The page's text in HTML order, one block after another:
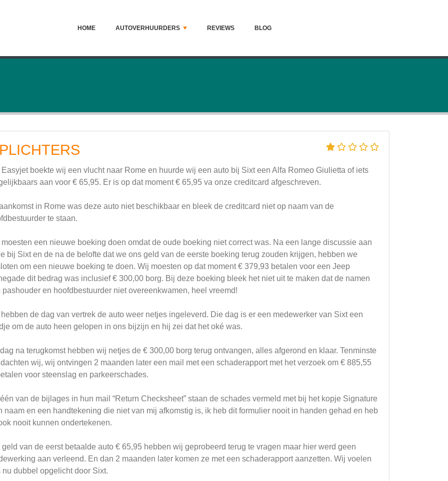
HOME AUTOVERHUURDERS REVIEWS BLOG
boekte wij een vlucht naar Rome en huurde wij een auto bij Sixt een Alfa Romeo Giulietta of iets
aan voor € 65,95. Er is op dat moment € 65,95 va onze creditcard afgeschreven.
in Rome was deze auto niet beschikbaar en bleek de creditcard niet op naam van de
te staan.
moesten een nieuwe boeking doen omdat de oude boeking niet correct was. Na een lange discussie aan
bij Sixt en de na de belofte dat we ons geld van de eerste boeking terug zouden krijgen, hebben we
om een nieuwe boeking te doen. Wij moesten op dat moment € 379,93 betalen voor een Jeep
dit bedrag was inclusief € 300,00 borg. Bij deze boeking bleek het niet uit te maken dat de namen
pashouder en hoofdbestuurder niet overeenkwamen, heel vreemd!
de dag van vertrek de auto weer netjes ingeleverd. Die dag is er een medewerker van Sixt een
om de auto heen gelopen in ons bijzijn en hij zei dat het oké was.
na terugkomst hebben wij netjes de € 300,00 borg terug ontvangen, alles afgerond en klaar. Tenminste
wij, wij ontvingen 2 maanden later een mail met een schaderapport met het verzoek om € 885,55
voor steenslag en parkeerschades.
van de bijlages in hun mail “Return Checksheet” staan de schades vermeld met bij het kopje Signature
naam en een handtekening die niet van mij afkomstig is, ik heb dit formulier nooit in handen gehad en heb
nooit kunnen ondertekenen.
geld van de eerst betaalde auto € 65,95 hebben wij geprobeerd terug te vragen maar hier werd geen
aan verleend. En dan 2 maanden later komen ze met een schaderapport aanzetten. Wij voelen
nu dubbel opgelicht door Sixt.